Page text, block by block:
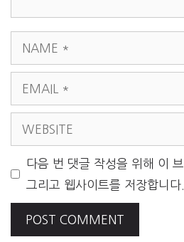
다음 번 댓글 작성을 위해 이
그리고 웹사이트를 저장합니다.